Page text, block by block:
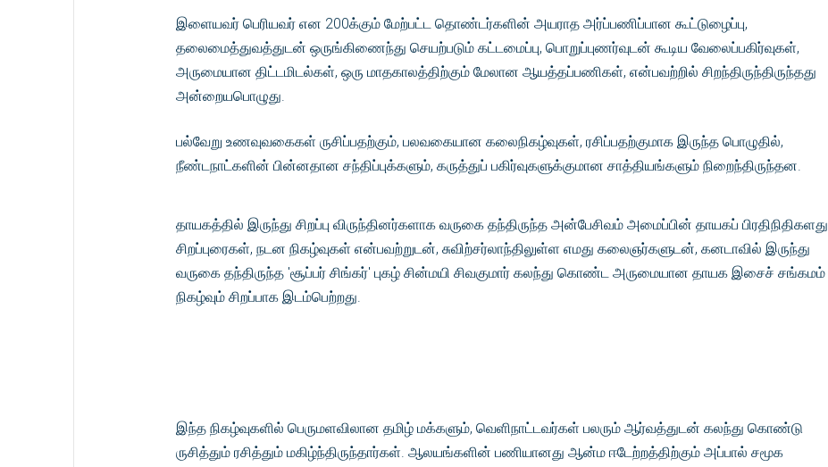
இளையவர் பெரியவர் என 200க்கும் மேற்பட்ட தொண்டர்களின் அயராத அர்ப்பணிப்பான கூட்டுழைப்பு,
தலைமைத்துவத்துடன் ஒருங்கிணைந்து செயற்படும் கட்டமைப்பு, பொறுப்புணர்வுடன் கூடிய வேலைப்பகிர்வுகள்,
அருமையான திட்டமிடல்கள், ஒரு மாதகாலத்திற்கும் மேலான ஆயத்தப்பணிகள், என்பவற்றில் சிறந்திருந்திருந்தது
அன்றையபொழுது.
பல்வேறு உணவுவகைகள் ருசிப்பதற்கும், பலவகையான கலைநிகழ்வுகள், ரசிப்பதற்குமாக இருந்த பொழுதில்,
நீண்டநாட்களின் பின்னதான சந்திப்புக்களும், கருத்துப் பகிர்வுகளுக்குமான சாத்தியங்களும் நிறைந்திருந்தன.
தாயகத்தில் இருந்து சிறப்பு விருந்தினர்களாக வருகை தந்திருந்த அன்பேசிவம் அமைப்பின் தாயகப் பிரதிநிதிகளது
சிறப்புரைகள், நடன நிகழ்வுகள் என்பவற்றுடன், சுவிற்சர்லாந்திலுள்ள எமது கலைஞர்களுடன், கனடாவில் இருந்து
வருகை தந்திருந்த 'சூப்பர் சிங்கர்' புகழ் சின்மயி சிவகுமார் கலந்து கொண்ட அருமையான தாயக இசைச் சங்கமம்
நிகழ்வும் சிறப்பாக இடம்பெற்றது.
இந்த நிகழ்வுகளில் பெருமளவிலான தமிழ் மக்களும், வெளிநாட்டவர்கள் பலரும் ஆர்வத்துடன் கலந்து கொண்டு
ருசித்தும் ரசித்தும் மகிழ்ந்திருந்தார்கள். ஆலயங்களின் பணியானது ஆன்ம ஈடேற்றத்திற்கும் அப்பால் சமூக